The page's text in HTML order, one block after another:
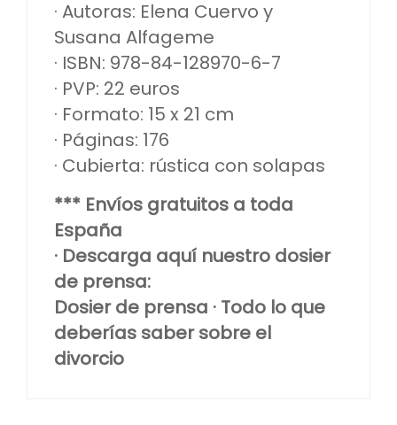
· Autoras: Elena Cuervo y
Susana Alfageme
· ISBN: 978-84-128970-6-7
· PVP: 22 euros
· Formato: 15 x 21 cm
· Páginas: 176
· Cubierta: rústica con solapas
*** Envíos gratuitos a toda
España
· Descarga aquí nuestro dosier
de prensa:
Dosier de prensa · Todo lo que
deberías saber sobre el
divorcio